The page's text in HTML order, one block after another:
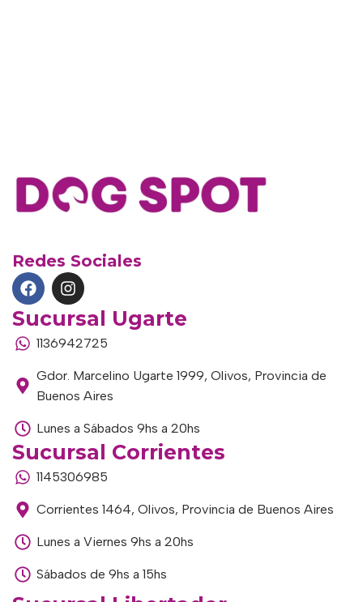
Redes Sociales
Sucursal Ugarte
1136942725
Gdor. Marcelino Ugarte 1999, Olivos, Provincia de
Buenos Aires
Lunes a Sábados 9hs a 20hs
Sucursal Corrientes
1145306985
Corrientes 1464, Olivos, Provincia de Buenos Aires
Lunes a Viernes 9hs a 20hs
Sábados de 9hs a 15hs